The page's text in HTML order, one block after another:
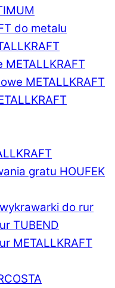
do metalu
METALLKRAFT
gratu HOUFEK
do rur
TUBEND
METALLKRAFT